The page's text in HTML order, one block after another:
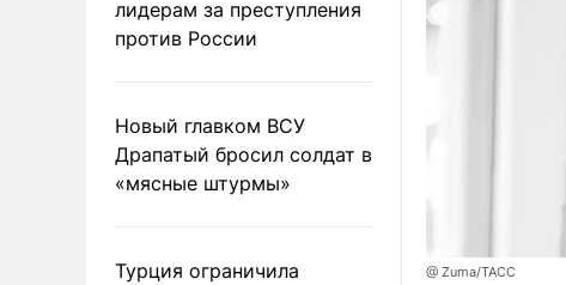
лидерам за преступления
против России
Новый главком ВСУ
Драпатый бросил солдат в
«мясные штурмы»
Турция ограничила
@ Zuma/ТАСС